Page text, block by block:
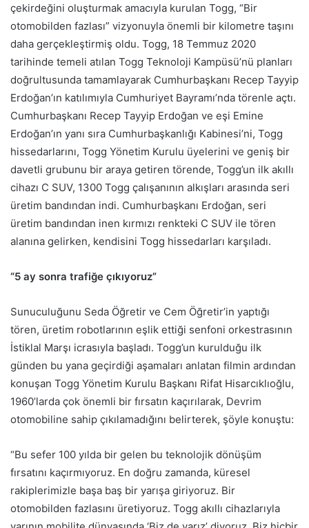
çekirdeğini oluşturmak amacıyla kurulan Togg, “Bir
otomobilden fazlası” vizyonuyla önemli bir kilometre taşını
daha gerçekleştirmiş oldu. Togg, 18 Temmuz 2020
tarihinde temeli atılan Togg Teknoloji Kampüsü’nü planları
doğrultusunda tamamlayarak Cumhurbaşkanı Recep Tayyip
Erdoğan’ın katılımıyla Cumhuriyet Bayramı’nda törenle açtı.
Cumhurbaşkanı Recep Tayyip Erdoğan ve eşi Emine
Erdoğan’ın yanı sıra Cumhurbaşkanlığı Kabinesi’ni, Togg
hissedarlarını, Togg Yönetim Kurulu üyelerini ve geniş bir
davetli grubunu bir araya getiren törende, Togg’un ilk akıllı
cihazı C SUV, 1300 Togg çalışanının alkışları arasında seri
üretim bandından indi. Cumhurbaşkanı Erdoğan, seri
üretim bandından inen kırmızı renkteki C SUV ile tören
alanına gelirken, kendisini Togg hissedarları karşıladı.
“5 ay sonra trafiğe çıkıyoruz”
Sunuculuğunu Seda Öğretir ve Cem Öğretir’in yaptığı
tören, üretim robotlarının eşlik ettiği senfoni orkestrasının
İstiklal Marşı icrasıyla başladı. Togg’un kurulduğu ilk
günden bu yana geçirdiği aşamaları anlatan filmin ardından
konuşan Togg Yönetim Kurulu Başkanı Rifat Hisarcıklıoğlu,
1960’larda çok önemli bir fırsatın kaçırılarak, Devrim
otomobiline sahip çıkılamadığını belirterek, şöyle konuştu:
“Bu sefer 100 yılda bir gelen bu teknolojik dönüşüm
fırsatını kaçırmıyoruz. En doğru zamanda, küresel
rakiplerimizle başa baş bir yarışa giriyoruz. Bir
otomobilden fazlasını üretiyoruz. Togg akıllı cihazlarıyla